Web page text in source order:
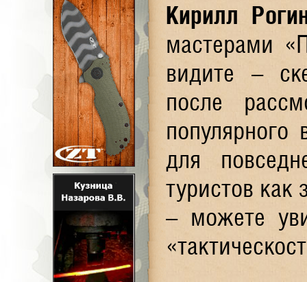
Кирилл
мастерами
видите –
после
для
туристов
– можете